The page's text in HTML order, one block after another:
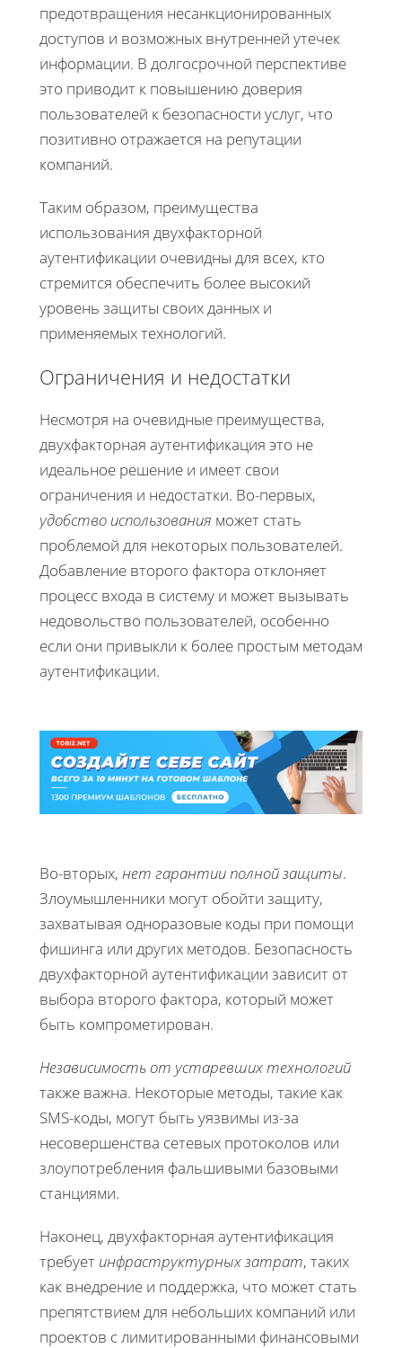
предотвращения несанкционированных
доступов и возможных внутренней утечек
информации. В долгосрочной перспективе
это приводит к повышению доверия
пользователей к безопасности услуг, что
позитивно отражается на репутации
компаний.
Таким образом, преимущества
использования двухфакторной
аутентификации очевидны для всех, кто
стремится обеспечить более высокий
уровень защиты своих данных и
применяемых технологий.
Ограничения и недостатки
Несмотря на очевидные преимущества,
двухфакторная аутентификация это не
идеальное решение и имеет свои
ограничения и недостатки. Во-первых,
удобство использования может стать
проблемой для некоторых пользователей.
Добавление второго фактора отклоняет
процесс входа в систему и может вызывать
недовольство пользователей, особенно
если они привыкли к более простым методам
аутентификации.
Во-вторых, нет гарантии полной защиты.
Злоумышленники могут обойти защиту,
захватывая одноразовые коды при помощи
фишинга или других методов. Безопасность
двухфакторной аутентификации зависит от
выбора второго фактора, который может
быть компрометирован.
Независимость от устаревших технологий
также важна. Некоторые методы, такие как
SMS-коды, могут быть уязвимы из-за
несовершенства сетевых протоколов или
злоупотребления фальшивыми базовыми
станциями.
Наконец, двухфакторная аутентификация
требует инфраструктурных затрат, таких
как внедрение и поддержка, что может стать
препятствием для небольших компаний или
проектов с лимитированными финансовыми